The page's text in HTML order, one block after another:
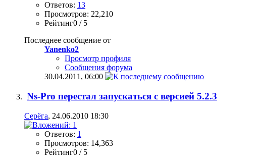
Ответов: 13
Просмотров: 22,210
Рейтинг0 / 5
Последнее сообщение от
Yanenko2
Просмотр профиля
Сообщения форума
30.04.2011, 06:00
Ns-Pro перестал запускаться с версией 5.2.3
Серёга, 24.06.2010 18:30
Ответов: 1
Просмотров: 14,363
Рейтинг0 / 5